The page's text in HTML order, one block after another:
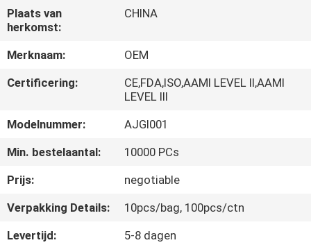
ONS
FABRIEKSREIS
KWALITEITSCONTROLE
CONTACTEER
ONS
NIEUWS
Plaats van
herkomst:
CHINA
Merknaam:
OEM
Certificering:
CE,FDA,ISO,AAMI LEVEL II,AAMI
LEVEL III
Modelnummer:
AJGI001
Min. bestelaantal:
10000 PCs
Prijs:
negotiable
Verpakking Details:
10pcs/bag, 100pcs/ctn
Levertijd:
5-8 dagen